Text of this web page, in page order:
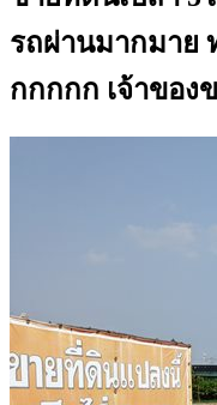
รถผ่านมากมาย
กกกกก เจ้าของข